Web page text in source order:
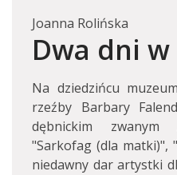
Joanna Rolińska
Dwa dni
Na dziedzińcu
rzeźby Barbary
dębnickim zwanym
"Sarkofag (dla matki)",
niedawny dar artystki